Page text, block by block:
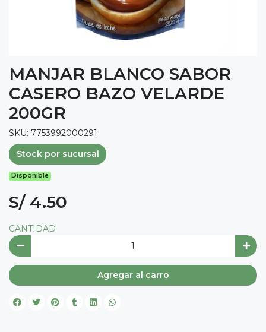
MANJAR BLANCO SABOR
CASERO BAZO VELARDE
200GR
SKU: 7753992000291
Stock por sucursal
Disponible
S/ 4.50
CANTIDAD
Agregar al carro